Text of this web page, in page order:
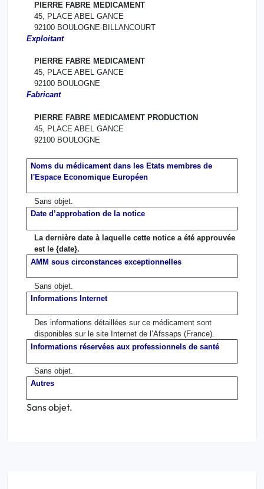
PIERRE FABRE MEDICAMENT
45, PLACE ABEL GANCE
92100 BOULOGNE-BILLANCOURT
Exploitant
PIERRE FABRE MEDICAMENT
45, PLACE ABEL GANCE
92100 BOULOGNE
Fabricant
PIERRE FABRE MEDICAMENT PRODUCTION
45, PLACE ABEL GANCE
92100 BOULOGNE
Noms du médicament dans les Etats membres de
l'Espace Economique Européen
Sans objet.
Date d’approbation de la notice
La dernière date à laquelle cette notice a été approuvée
est le {date}.
AMM sous circonstances exceptionnelles
Sans objet.
Informations Internet
Des informations détaillées sur ce médicament sont
disponibles sur le site Internet de l’Afssaps (France).
Informations réservées aux professionnels de santé
Sans objet.
Autres
Sans objet.